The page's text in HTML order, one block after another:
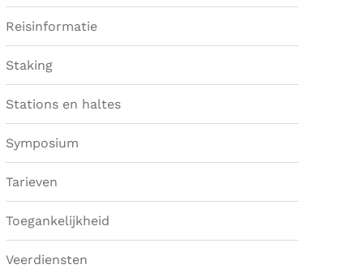
Reisinformatie
Staking
Stations en haltes
Symposium
Tarieven
Toegankelijkheid
Veerdiensten